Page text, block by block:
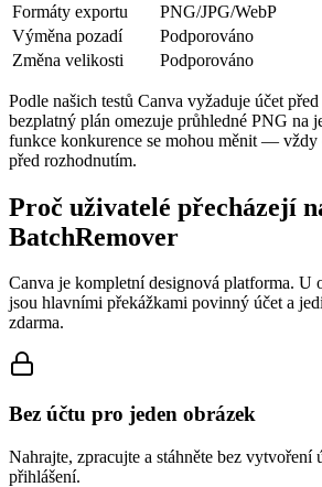
Formáty exportu
PNG/JPG/WebP
Výměna pozadí
Podporováno
Změna velikosti
Podporováno
Podle našich testů Canva vyžaduje účet
bezplatný plán omezuje průhledné PNG na
funkce konkurence se mohou měnit — vždy
před rozhodnutím.
Proč uživatelé přecházejí
BatchRemover
Canva je kompletní designová platforma. U
jsou hlavními překážkami povinný účet a
zdarma.
Bez účtu pro jeden obrázek
Nahrajte, zpracujte a stáhněte bez vytvoření
přihlášení.